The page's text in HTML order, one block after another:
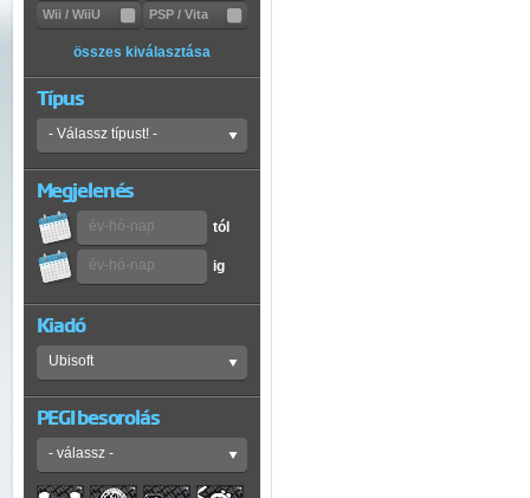
Wii / WiiU
PSP / Vita
összes kiválasztása
Típus
Megjelenés
tól
ig
Kiadó
PEGI besorolás